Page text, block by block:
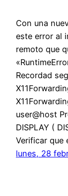
Con una
este error al
remoto que
Recordad
user@host
DISPLAY (
Verificar que
lunes, 28